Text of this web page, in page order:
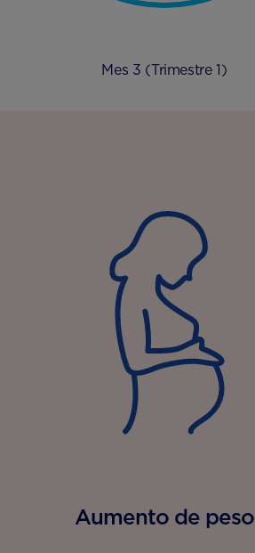
Mes 3 (Trimestre 1)
Aumento de peso